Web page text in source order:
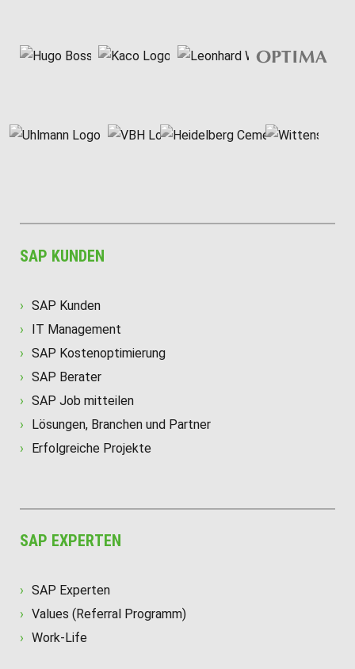
SAP KUNDEN
SAP Kunden
IT Management
SAP Kostenoptimierung
SAP Berater
SAP Job mitteilen
Lösungen, Branchen und Partner
Erfolgreiche Projekte
SAP EXPERTEN
SAP Experten
Values (Referral Programm)
Work-Life